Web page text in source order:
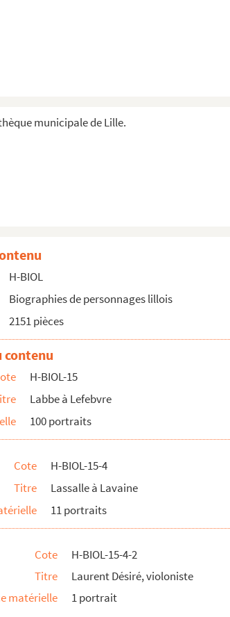
municipale de Lille.
H-BIOL
Biographies de personnages lillois
2151 pièces
contenu
H-BIOL-15
Labbe à Lefebvre
100 portraits
Cote
H-BIOL-15-4
Titre
Lassalle à Lavaine
11 portraits
Cote
H-BIOL-15-4-2
Titre
Laurent Désiré, violoniste
matérielle
1 portrait